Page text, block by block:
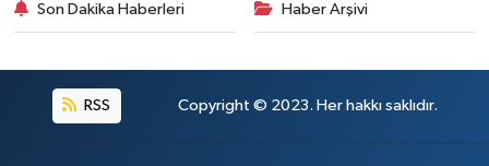
Son Dakika Haberleri Haber Arşivi
RSS Copyright © 2023. Her hakkı saklıdır.